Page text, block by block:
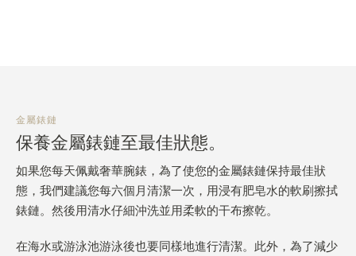
金屬錶鏈
保養金屬錶鏈至最佳狀態。
如果您每天佩戴奢華腕錶，為了使您的金屬錶鏈保持最佳狀
態，我們建議您每六個月清潔一次，用浸有肥皂水的軟刷擦拭
錶鏈。然後用清水仔細沖洗並用柔軟的干布擦乾。
在海水或游泳池游泳後也要同樣地進行清潔。此外，為了減少